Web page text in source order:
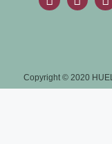
Copyright © 2020